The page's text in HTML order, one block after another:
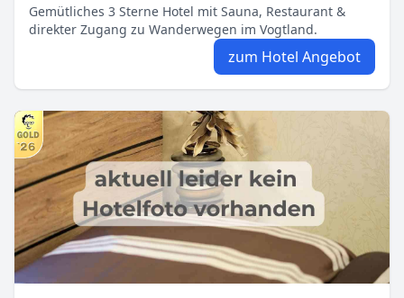
Gemütliches 3 Sterne Hotel mit Sauna, Restaurant &
direkter Zugang zu Wanderwegen im Vogtland.
zum Hotel Angebot